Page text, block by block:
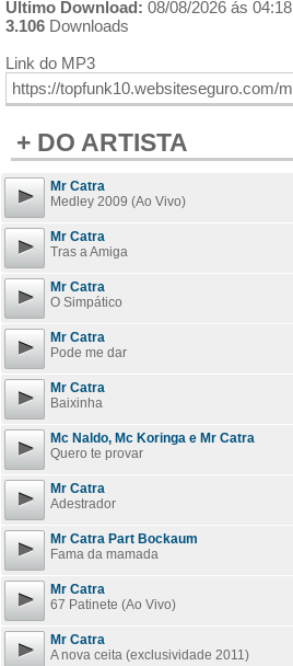
Último Download: 08/08/2026 ás 04:18
3.106 Downloads
Link do MP3
+ DO ARTISTA
Mr Catra
Medley 2009 (Ao Vivo)
Mr Catra
Tras a Amiga
Mr Catra
O Simpático
Mr Catra
Pode me dar
Mr Catra
Baixinha
Mc Naldo, Mc Koringa e Mr Catra
Quero te provar
Mr Catra
Adestrador
Mr Catra Part Bockaum
Fama da mamada
Mr Catra
67 Patinete (Ao Vivo)
Mr Catra
A nova ceita (exclusividade 2011)